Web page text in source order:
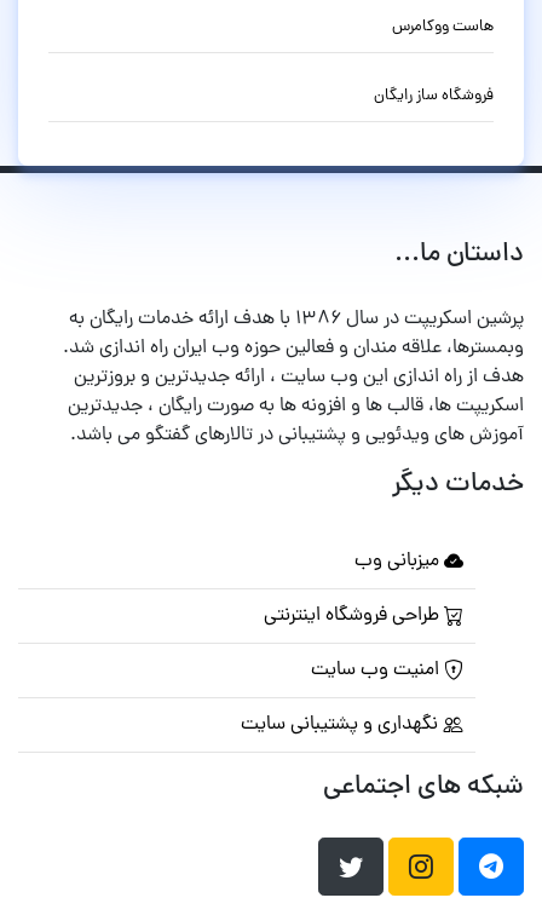
هاست ووکامرس
فروشگاه ساز رایگان
داستان ما...
پرشین اسکریپت در سال ۱۳۸۶ با هدف ارائه خدمات رایگان به
وبمسترها، علاقه مندان و فعالین حوزه وب ایران راه اندازی شد.
هدف از راه اندازی این وب سایت ، ارائه جدیدترین و بروزترین
اسکریپت ها، قالب ها و افزونه ها به صورت رایگان ، جدیدترین
آموزش های ویدئویی و پشتیبانی در تالارهای گفتگو می باشد.
خدمات دیگر
میزبانی وب
طراحی فروشگاه اینترنتی
امنیت وب سایت
نگهداری و پشتیبانی سایت
شبکه های اجتماعی